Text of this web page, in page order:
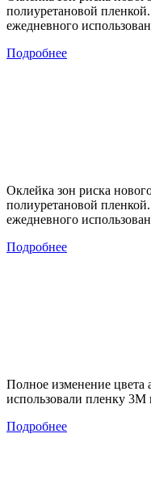
полиуретановой
ежедневного
Подробнее
Оклейка зон риска
полиуретановой
ежедневного
Подробнее
Полное изменение цвета
использовали пленку
Подробнее